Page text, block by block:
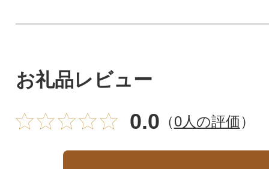
お礼品レビュー
0.0 （0人の評価）